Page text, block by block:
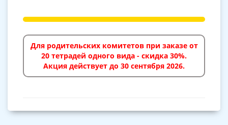
Для родительских комитетов при заказе от
20 тетрадей одного вида - скидка 30%.
Акция действует до 30 сентября 2026.